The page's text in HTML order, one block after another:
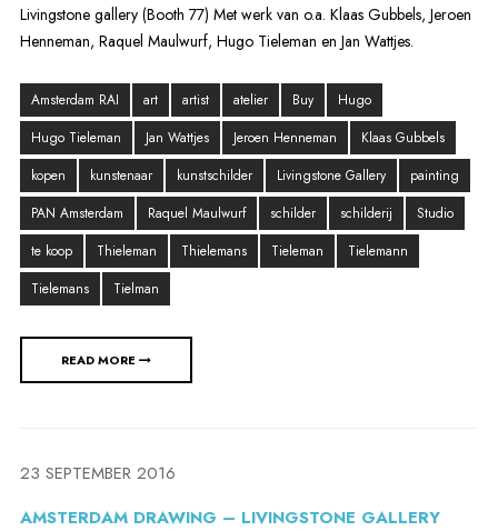
Livingstone gallery (Booth 77) Met werk van o.a. Klaas Gubbels, Jeroen
Henneman, Raquel Maulwurf, Hugo Tieleman en Jan Wattjes.
Amsterdam RAI art artist atelier Buy
Hugo
Hugo Tieleman
Jan Wattjes Jeroen Henneman
Klaas Gubbels
kopen
kunstenaar kunstschilder Livingstone Gallery
painting
PAN Amsterdam
Raquel Maulwurf schilder schilderij
Studio
te koop
Thieleman Thielemans Tieleman
Tielemann
Tielemans
Tielman
READ MORE
23 SEPTEMBER 2016
AMSTERDAM DRAWING – LIVINGSTONE GALLERY